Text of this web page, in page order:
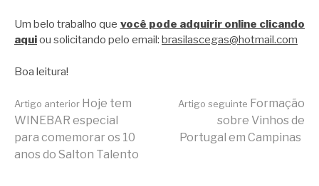
Um belo trabalho que você pode adquirir online clicando
aquiou solicitando pelo email: brasilascegas@hotmail.com
Boa leitura!
Continue
lendo
Artigo anterior Hoje tem
WINEBAR especial
para comemorar os 10
anos do Salton Talento
Artigo seguinte Formação
sobre Vinhos de
Portugal em Campinas